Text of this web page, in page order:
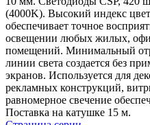
(4000K). Высокий индекс
обеспечивает точное
освещении любых жилых,
помещений. Минимальный
линии света создается без
экранов. Используется для
рекламных конструкций,
равномерное свечение
Поставка на катушке 15 м.